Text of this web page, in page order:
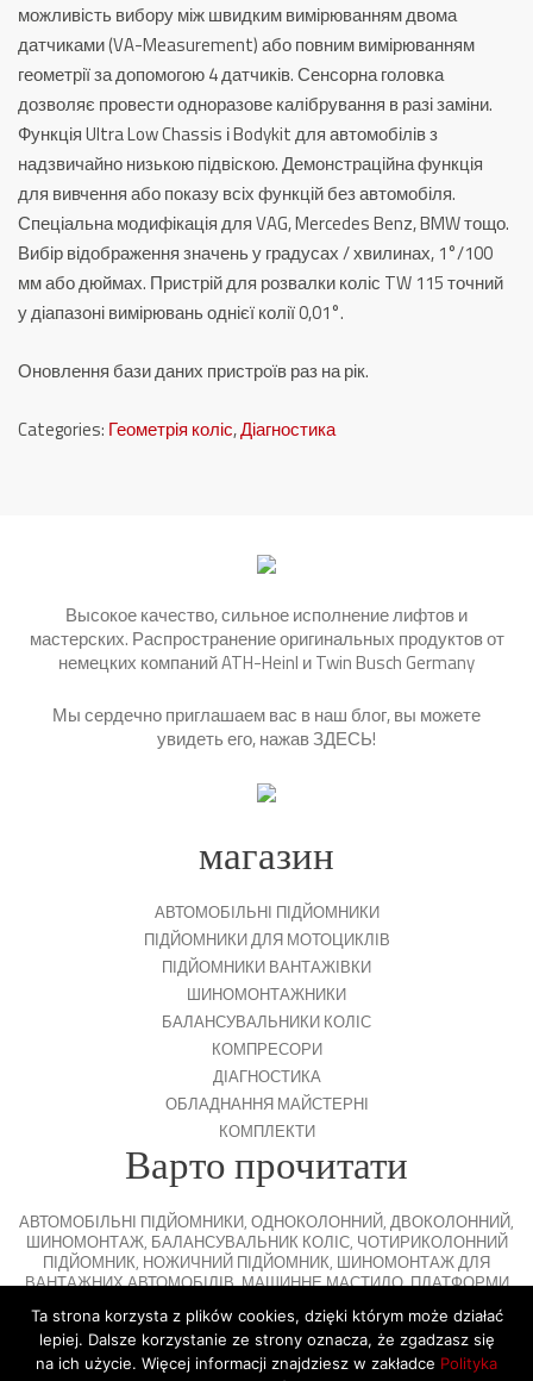
можливість вибору між швидким вимірюванням двома
датчиками (VA-Measurement) або повним вимірюванням
геометрії за допомогою 4 датчиків.Сенсорна головка
дозволяє провести одноразове калібрування в разі заміни.
Функція Ultra Low Chassis і Bodykit для автомобілів з
надзвичайно низькою підвіскою.Демонстраційна функція
для вивчення або показу всіх функцій без автомобіля.
Спеціальна модифікація для VAG, Mercedes Benz, BMW тощо.
Вибір відображення значень у градусах / хвилинах, 1°/100
мм або дюймах. Пристрій для розвалки коліс TW 115 точний
у діапазоні вимірювань однієї колії 0,01°.
Оновлення бази даних пристроїв раз на рік.
Categories: Геометрія коліс,Діагностика
Высокое качество, сильное исполнение лифтов и
мастерских. Распространение оригинальных продуктов от
немецких компаний ATH-Heinl и Twin Busch Germany
Мы сердечно приглашаем вас в наш блог, вы можете
увидеть его, нажавЗДЕСЬ!
магазин
АВТОМОБІЛЬНІ ПІДЙОМНИКИ
ПІДЙОМНИКИ ДЛЯ МОТОЦИКЛІВ
ПІДЙОМНИКИ ВАНТАЖІВКИ
ШИНОМОНТАЖНИКИ
БАЛАНСУВАЛЬНИКИ КОЛІС
КОМПРЕСОРИ
ДІАГНОСТИКА
ОБЛАДНАННЯ МАЙСТЕРНІ
КОМПЛЕКТИ
Варто прочитати
АВТОМОБІЛЬНІ ПІДЙОМНИКИ, ОДНОКОЛОННИЙ, ДВОКОЛОННИЙ,
ШИНОМОНТАЖ, БАЛАНСУВАЛЬНИК КОЛІС, ЧОТИРИКОЛОННИЙ
ПІДЙОМНИК, НОЖИЧНИЙ ПІДЙОМНИК, ШИНОМОНТАЖ ДЛЯ
ВАНТАЖНИХ АВТОМОБІЛІВ,МАШИННЕ МАСТИЛО,ПЛАТФОРМИ
ДЛЯ ПАРКУВАННЯ
Ta strona korzysta z plików cookies, dzięki którym może działać
lepiej. Dalsze korzystanie ze strony oznacza, że zgadzasz się
na ich użycie. Więcej informacji znajdziesz w zakładce Polityka